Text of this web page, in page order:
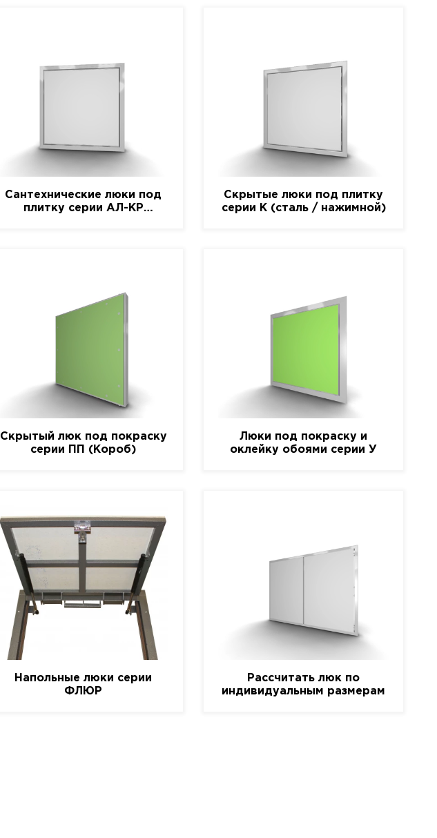
Сантехнические люки под
плитку серии АЛ-КР
Скрытые люки под плитку
серии K (сталь / нажимной)
Скрытый люк под покраску
серии ПП (Короб)
Люки под покраску и
оклейку обоями серии У
Напольные люки серии
ФЛЮР
Рассчитать люк по
индивидуальным размерам